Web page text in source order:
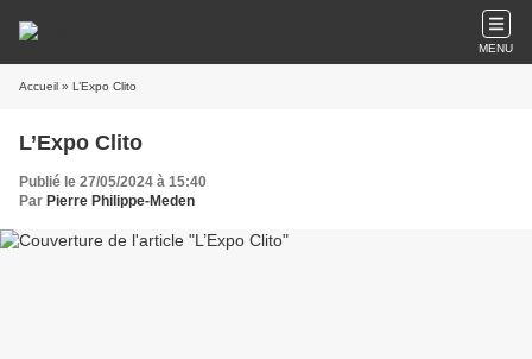
MENU
Accueil » L’Expo Clito
L’Expo Clito
Publié le 27/05/2024 à 15:40
Par Pierre Philippe-Meden